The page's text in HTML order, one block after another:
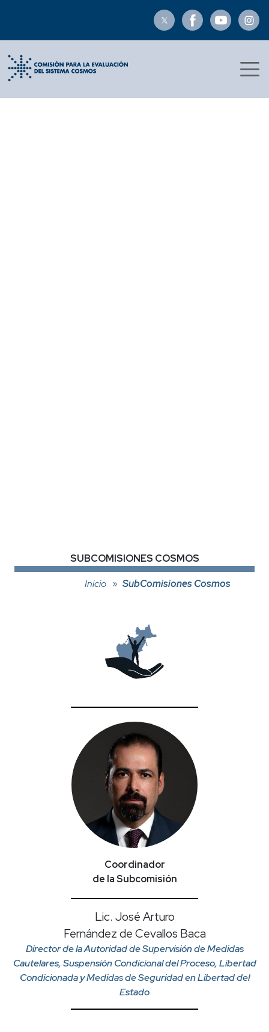
SUBCOMISIONES COSMOS
Inicio
SubComisiones Cosmos
Coordinador
de la Subcomisión
Lic. José Arturo
Fernández de Cevallos Baca
Director de la Autoridad de Supervisión de Medidas
Cautelares, Suspensión Condicional del Proceso, Libertad
Condicionada y Medidas de Seguridad en Libertad del
Estado